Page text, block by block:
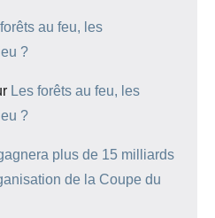
au feu, les
?
Les forêts au feu, les
?
plus de 15 milliards
de la Coupe du